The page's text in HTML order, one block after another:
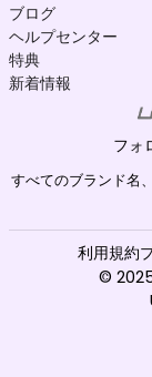
ブログ
ヘルプセンター
特典
新着情報
フォ
すべてのブランド名
©
利用規約